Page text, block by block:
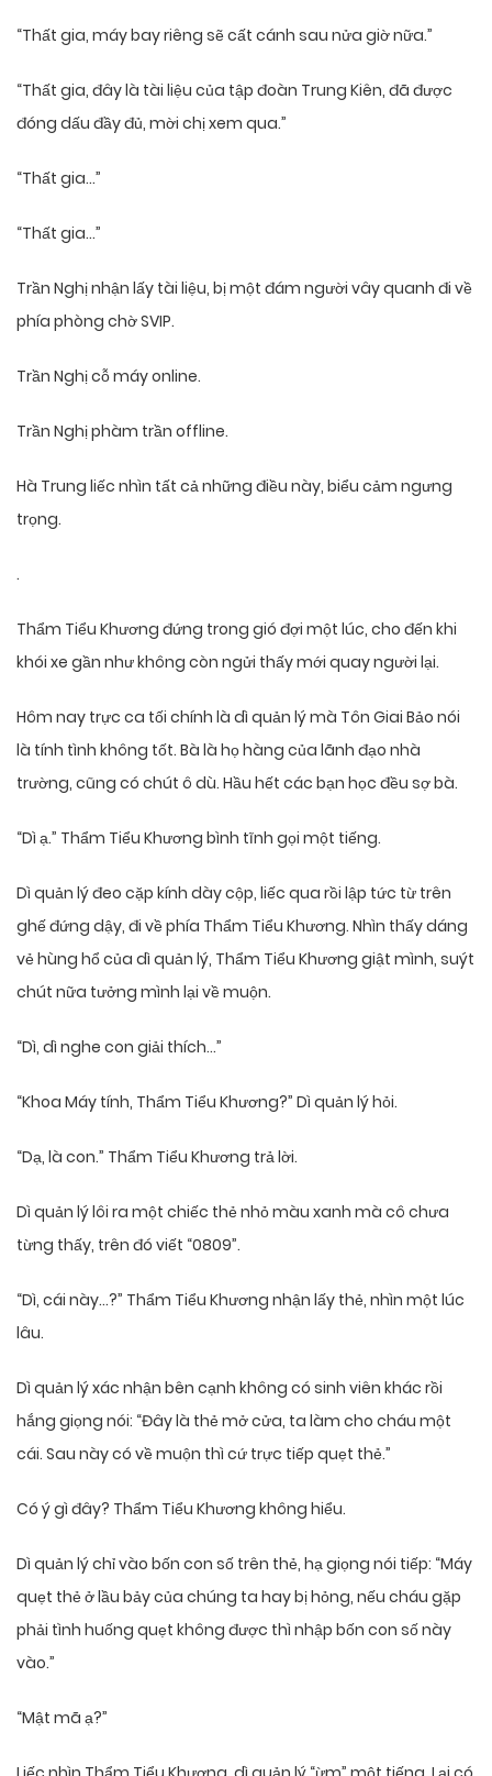
“Thất gia, máy bay riêng sẽ cất cánh sau nửa giờ nữa.”
“Thất gia, đây là tài liệu của tập đoàn Trung Kiên, đã được
đóng dấu đầy đủ, mời chị xem qua.”
“Thất gia…”
“Thất gia…”
Trần Nghị nhận lấy tài liệu, bị một đám người vây quanh đi về
phía phòng chờ SVIP.
Trần Nghị cỗ máy online.
Trần Nghị phàm trần offline.
Hà Trung liếc nhìn tất cả những điều này, biểu cảm ngưng
trọng.
.
Thẩm Tiểu Khương đứng trong gió đợi một lúc, cho đến khi
khói xe gần như không còn ngửi thấy mới quay người lại.
Hôm nay trực ca tối chính là dì quản lý mà Tôn Giai Bảo nói
là tính tình không tốt. Bà là họ hàng của lãnh đạo nhà
trường, cũng có chút ô dù. Hầu hết các bạn học đều sợ bà.
“Dì ạ.” Thẩm Tiểu Khương bình tĩnh gọi một tiếng.
Dì quản lý đeo cặp kính dày cộp, liếc qua rồi lập tức từ trên
ghế đứng dậy, đi về phía Thẩm Tiểu Khương. Nhìn thấy dáng
vẻ hùng hổ của dì quản lý, Thẩm Tiểu Khương giật mình, suýt
chút nữa tưởng mình lại về muộn.
“Dì, dì nghe con giải thích…”
“Khoa Máy tính, Thẩm Tiểu Khương?” Dì quản lý hỏi.
“Dạ, là con.” Thẩm Tiểu Khương trả lời.
Dì quản lý lôi ra một chiếc thẻ nhỏ màu xanh mà cô chưa
từng thấy, trên đó viết “0809”.
“Dì, cái này…?” Thẩm Tiểu Khương nhận lấy thẻ, nhìn một lúc
lâu.
Dì quản lý xác nhận bên cạnh không có sinh viên khác rồi
hắng giọng nói: “Đây là thẻ mở cửa, ta làm cho cháu một
cái. Sau này có về muộn thì cứ trực tiếp quẹt thẻ.”
Có ý gì đây? Thẩm Tiểu Khương không hiểu.
Dì quản lý chỉ vào bốn con số trên thẻ, hạ giọng nói tiếp: “Máy
quẹt thẻ ở lầu bảy của chúng ta hay bị hỏng, nếu cháu gặp
phải tình huống quẹt không được thì nhập bốn con số này
vào.”
“Mật mã ạ?”